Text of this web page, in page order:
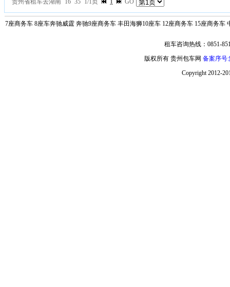
贵州省租车去湖南 16 35 1/1页 1 GO
7座商务车 8座车奔驰威霆 奔驰9座商务车 丰田海狮10座车 12座商务车 15座商务车
租车咨询热线：0851-
版权所有 贵州包车网 备案序号
Copyright 2012-